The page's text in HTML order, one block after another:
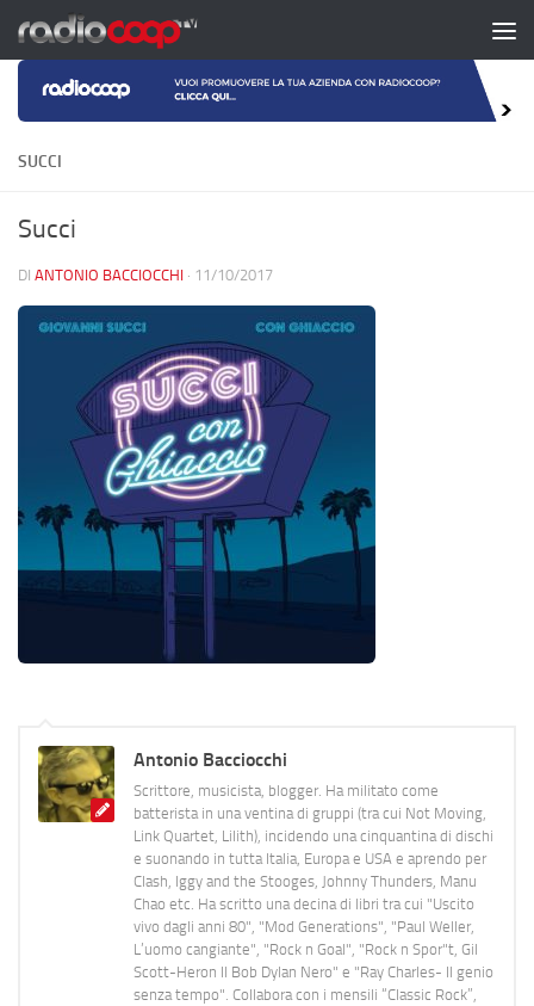
Salta al contenuto
SUCCI
Succi
DI ANTONIO BACCIOCCHI · 11/10/2017
Antonio Bacciocchi
Scrittore, musicista, blogger. Ha militato come
batterista in una ventina di gruppi (tra cui Not Moving,
Link Quartet, Lilith), incidendo una cinquantina di dischi
e suonando in tutta Italia, Europa e USA e aprendo per
Clash, Iggy and the Stooges, Johnny Thunders, Manu
Chao etc. Ha scritto una decina di libri tra cui "Uscito
vivo dagli anni 80", "Mod Generations", "Paul Weller,
L’uomo cangiante", "Rock n Goal", "Rock n Spor"t, Gil
Scott-Heron Il Bob Dylan Nero" e "Ray Charles- Il genio
senza tempo". Collabora con i mensili “Classic Rock”,